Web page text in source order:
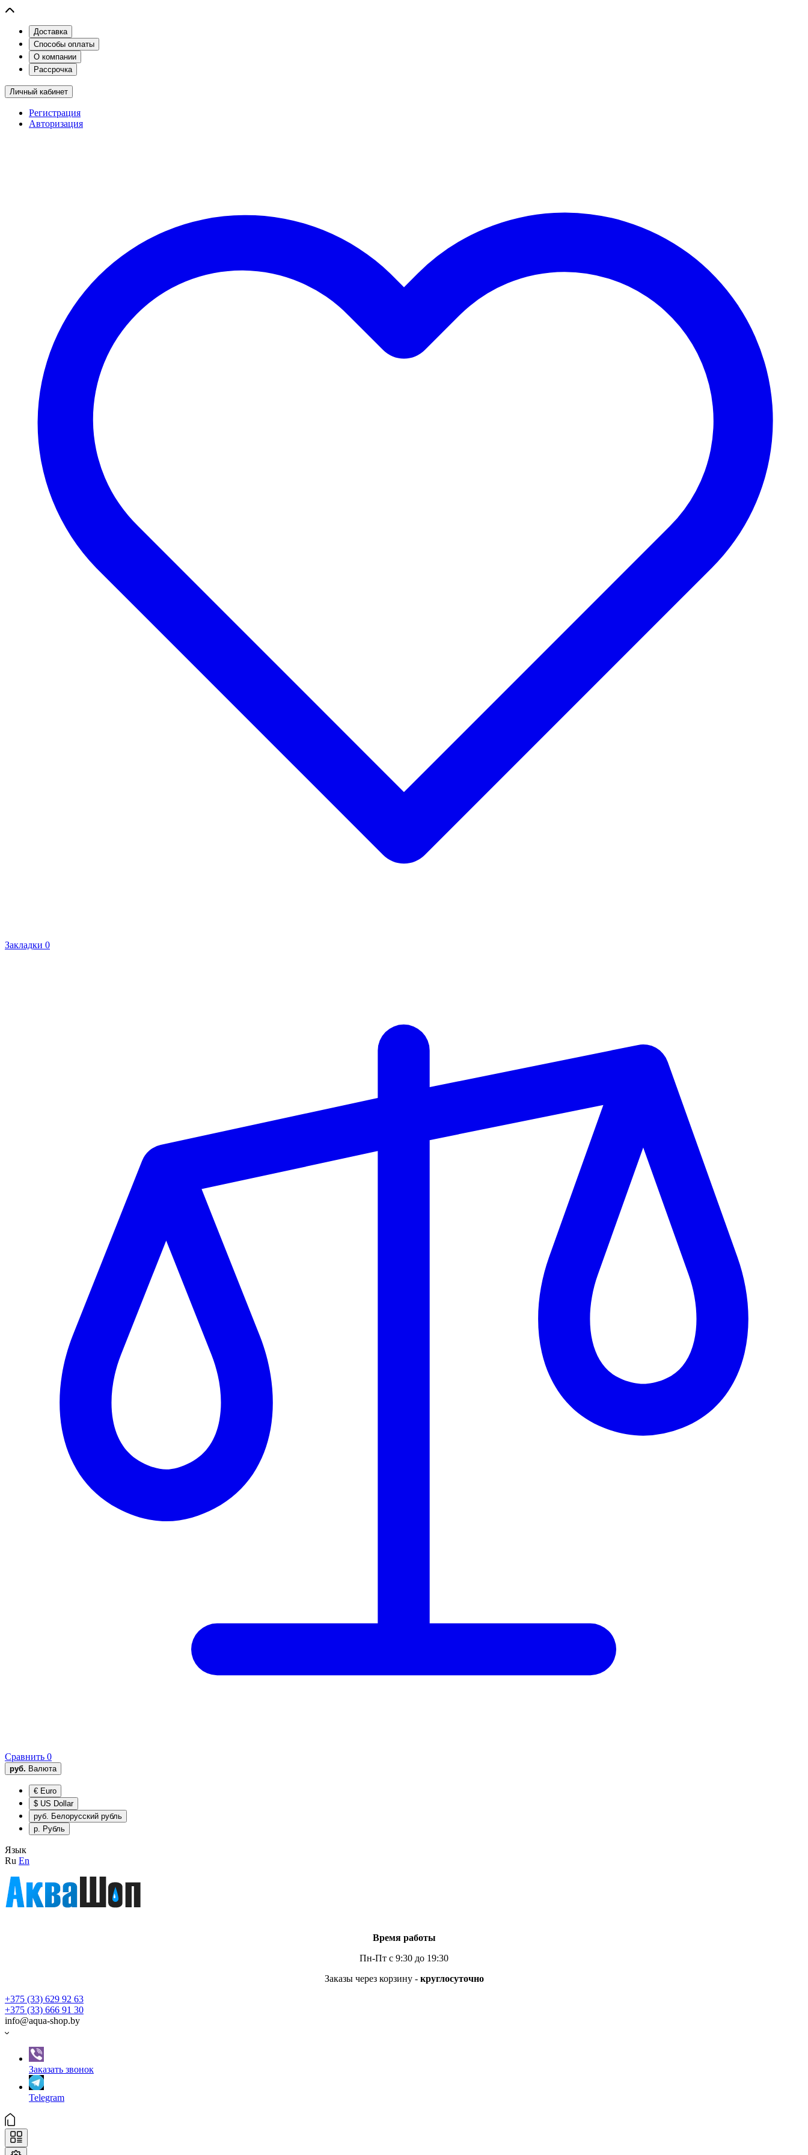
Доставка
Способы оплаты
О компании
Рассрочка
Личный кабинет
Регистрация
Авторизация
Закладки 0
Сравнить 0
руб. Валюта
€ Euro
$ US Dollar
руб. Белорусский рубль
р. Рубль
Язык
Ru En
Время работы
Пн-Пт с 9:30 до 19:30
Заказы через корзину - круглосуточно
+375 (33) 629 92 63
+375 (33) 666 91 30
info@aqua-shop.by
Заказать звонок
Telegram